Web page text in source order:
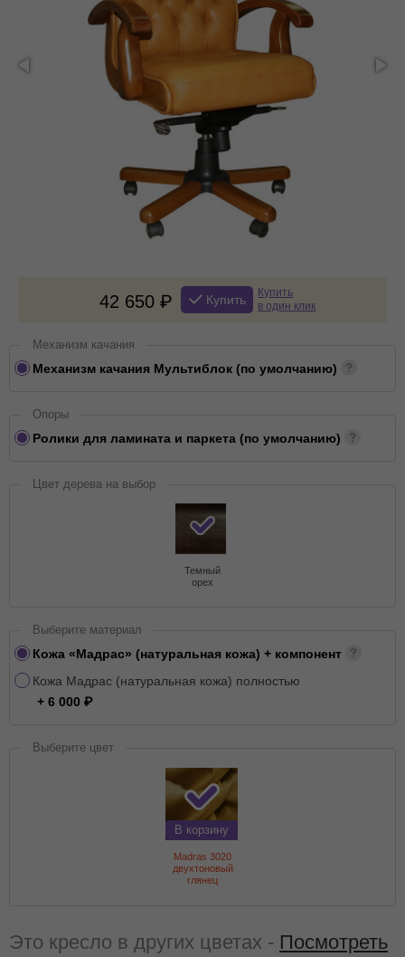
42 650 Купить
Купить
в один клик
Механизм качания
Механизм качания Мультиблок (по умолчанию)
Опоры
Ролики для ламината и паркета (по умолчанию)
Цвет дерева на выбор
Темный
орех
Выберите материал
Кожа «Мадрас» (натуральная кожа) + компонент
Кожа Мадрас (натуральная кожа) полностью
+ 6 000
Выберите цвет
В корзину
Madras 3020
двухтоновый
глянец
Это кресло в других цветах - Посмотреть